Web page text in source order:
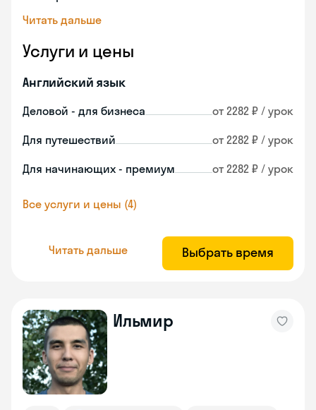
Читать дальше
Услуги и цены
Английский язык
Деловой - для бизнеса от 2282 ₽ / урок
Для путешествий от 2282 ₽ / урок
Для начинающих - премиум от 2282 ₽ / урок
Все услуги и цены (4)
Читать дальше Выбрать время
Ильмир